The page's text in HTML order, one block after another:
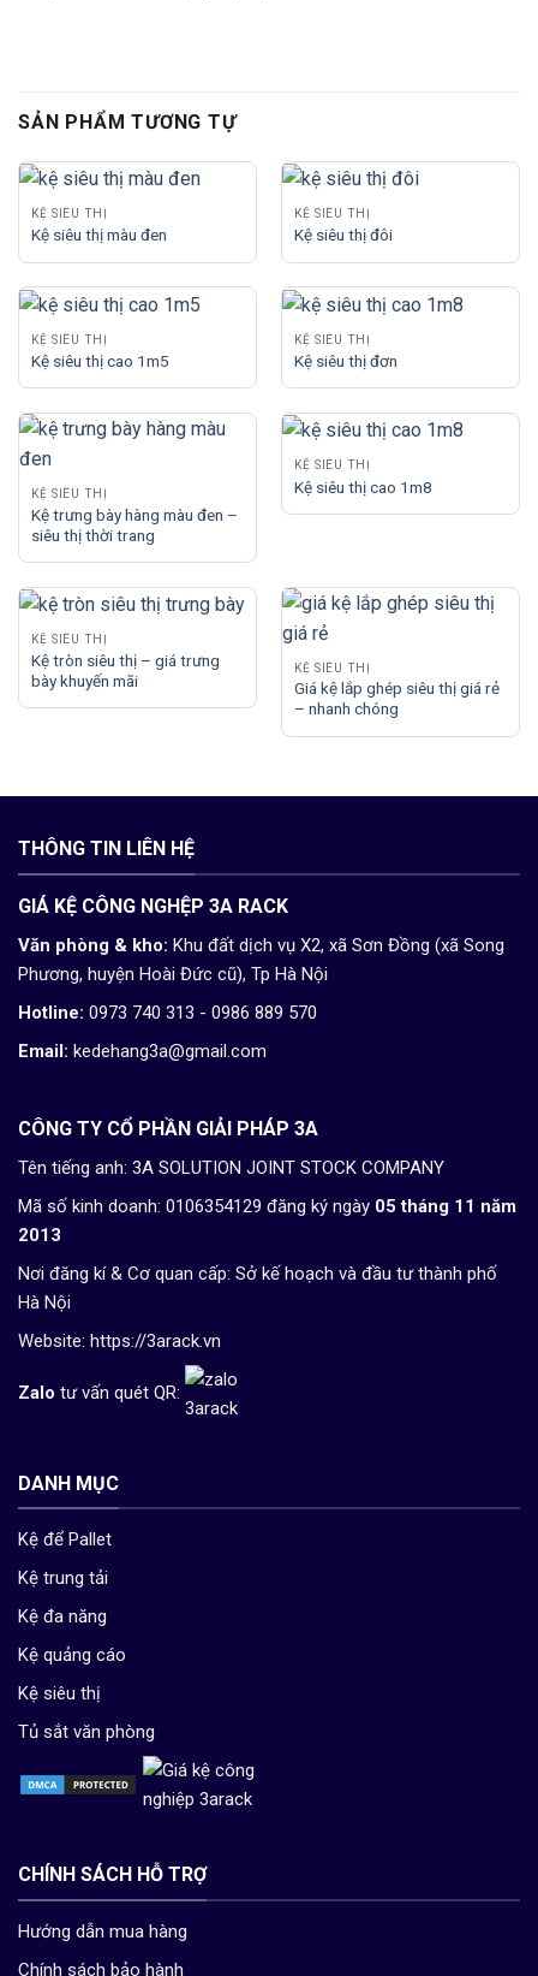
SẢN PHẨM TƯƠNG TỰ
KỆ SIÊU THỊ
Kệ siêu thị màu đen
KỆ SIÊU THỊ
Kệ siêu thị đôi
KỆ SIÊU THỊ
Kệ siêu thị cao 1m5
KỆ SIÊU THỊ
Kệ siêu thị đơn
KỆ SIÊU THỊ
Kệ trưng bày hàng màu đen –
siêu thị thời trang
KỆ SIÊU THỊ
Kệ siêu thị cao 1m8
KỆ SIÊU THỊ
Kệ tròn siêu thị – giá trưng
bày khuyến mãi
KỆ SIÊU THỊ
Giá kệ lắp ghép siêu thị giá rẻ
– nhanh chóng
THÔNG TIN LIÊN HỆ
GIÁ KỆ CÔNG NGHỆP 3A RACK
Văn phòng & kho: Khu đất dịch vụ X2, xã Sơn Đồng (xã Song
Phương, huyện Hoài Đức cũ), Tp Hà Nội
Hotline: 0973 740 313 - 0986 889 570
Email: kedehang3a@gmail.com
CÔNG TY CỔ PHẦN GIẢI PHÁP 3A
Tên tiếng anh: 3A SOLUTION JOINT STOCK COMPANY
Mã số kinh doanh: 0106354129 đăng ký ngày 05 tháng 11 năm
2013
Nơi đăng kí & Cơ quan cấp: Sở kế hoạch và đầu tư thành phố
Hà Nội
Website: https://3arack.vn
Zalo tư vấn quét QR:
DANH MỤC
Kệ để Pallet
Kệ trung tải
Kệ đa năng
Kệ quảng cáo
Kệ siêu thị
Tủ sắt văn phòng
CHÍNH SÁCH HỖ TRỢ
Hướng dẫn mua hàng
Chính sách bảo hành